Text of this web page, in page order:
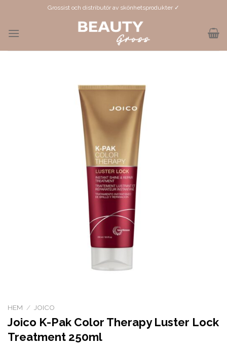
content
Grossist och distributör av skönhetsprodukter ✓
HEM / JOICO
Joico K-Pak Color Therapy Luster Lock
Treatment 250ml